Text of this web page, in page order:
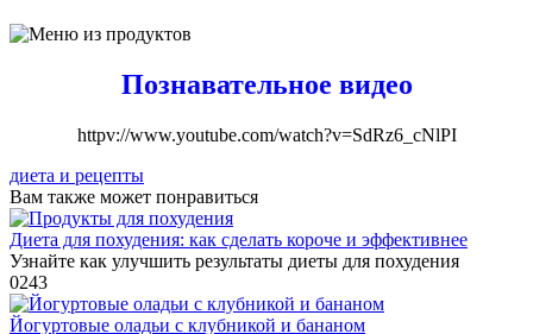
Познавательное видео
httpv://www.youtube.com/watch?v=SdRz6_cNlPI
диета и рецепты
Вам также может понравиться
Диета для похудения: как сделать короче и эффективнее
Узнайте как улучшить результаты диеты для похудения
0243
Йогуртовые оладьи с клубникой и бананом